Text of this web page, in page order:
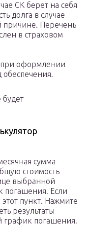
СК берет на себя
долга в случае
причине. Перечень
в страховом
при оформлении
обеспечения.
будет
сумма
стоимость
выбранной
погашения. Если
пункт. Нажмите
результаты
график погашения.